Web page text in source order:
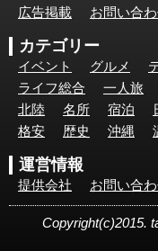
広告掲載
お問い合
カテゴリー
イベント グルメ
ライフ総合
一人旅
北陸
名所 宿泊
格安
歴史 沖縄
運営情報
提供会社 お問い合
Copyright(c)2015.